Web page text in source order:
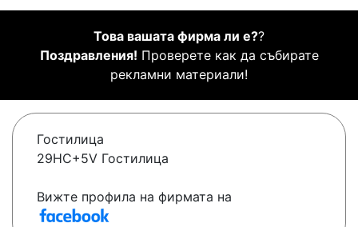
Това вашата фирма ли е??
Поздравления! Проверете как да събирате
рекламни материали!
Гостилица
29HC+5V Гостилица
Вижте профила на фирмата на